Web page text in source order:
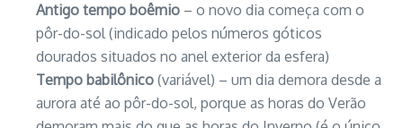
Antigo tempo boêmio – o novo dia começa com o
pôr-do-sol (indicado pelos números góticos
dourados situados no anel exterior da esfera)
Tempo babilônico (variável) – um dia demora desde a
aurora até ao pôr-do-sol, porque as horas do Verão